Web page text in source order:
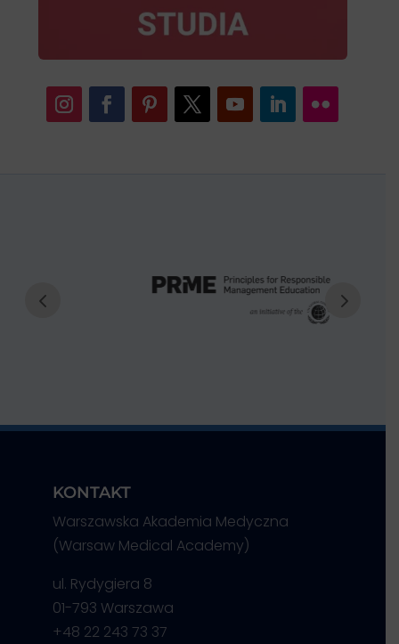
KONTAKT
Warszawska Akademia Medyczna
(Warsaw Medical Academy)
ul. Rydygiera 8
01-793 Warszawa
+48 22 243 73 37